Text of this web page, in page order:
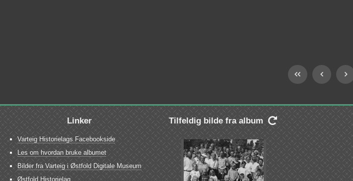
Linker
Varteig Historielags Facebookside
Les om hvordan bruke albumet
Bilder fra Varteig i Østfold Digitale Museum
Østfold Historielag
Tilfeldig bilde fra album 